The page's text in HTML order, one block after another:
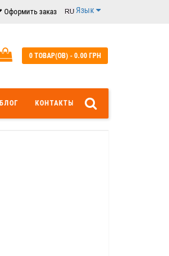
Оформить заказ Язык
0 ТОВАР(ОВ) - 0.00 ГРН
БЛОГ КОНТАКТЫ